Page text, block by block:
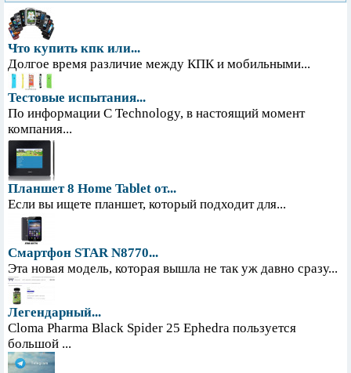
Что купить кпк или...
Долгое время различие между КПК и мобильными...
Тестовые испытания...
По информации С Technology, в настоящий момент
компания...
Планшет 8 Home Tablet от...
Если вы ищете планшет, который подходит для...
Смартфон STAR N8770...
Эта новая модель, которая вышла не так уж давно сразу...
Легендарный...
Cloma Pharma Black Spider 25 Ephedra пользуется
большой ...